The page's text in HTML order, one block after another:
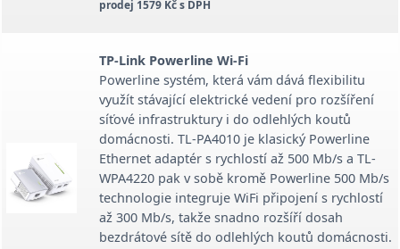
prodej 1579 Kč s DPH
TP-Link Powerline Wi-Fi
Powerline systém, která vám dává flexibilitu
využít stávající elektrické vedení pro rozšíření
síťové infrastruktury i do odlehlých koutů
domácnosti. TL-PA4010 je klasický Powerline
Ethernet adaptér s rychlostí až 500 Mb/s a TL-
WPA4220 pak v sobě kromě Powerline 500 Mb/s
technologie integruje WiFi připojení s rychlostí
až 300 Mb/s, takže snadno rozšíří dosah
bezdrátové sítě do odlehlých koutů domácnosti.